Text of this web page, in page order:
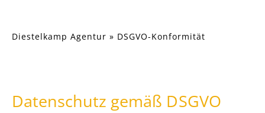
Diestelkamp Agentur » DSGVO-Konformität
Datenschutz gemäß DSGVO